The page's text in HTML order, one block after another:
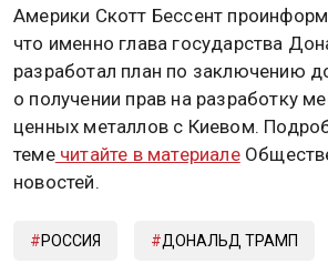
Америки Скотт Бессент
что именно глава государства
разработал план по заключению
о получении прав на разработку
ценных металлов с Киевом.
темечитайте в материале
новостей.
РОССИЯ ДОНАЛЬД ТРАМП